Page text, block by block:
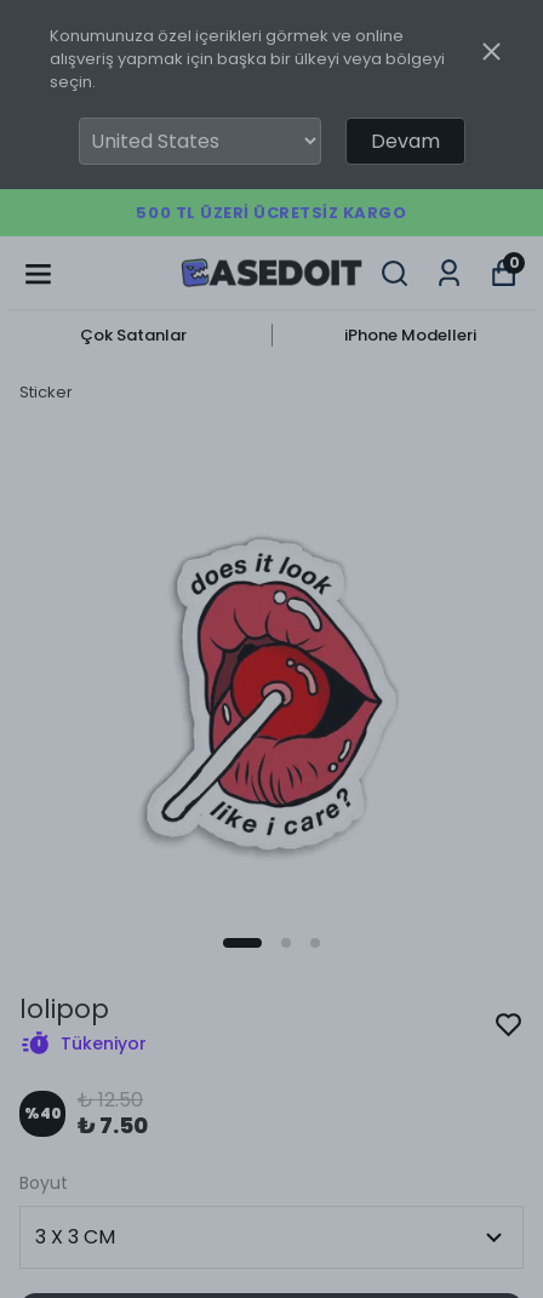
Konumunuza özel içerikleri görmek ve online
alışveriş yapmak için başka bir ülkeyi veya bölgeyi
seçin.
Devam
500 TL ÜZERI ÜCRETSIZ KARGO
0
Çok Satanlar iPhone Modelleri
Sticker
lolipop
Tükeniyor
%40 ₺ 12.50
₺ 7.50
Boyut